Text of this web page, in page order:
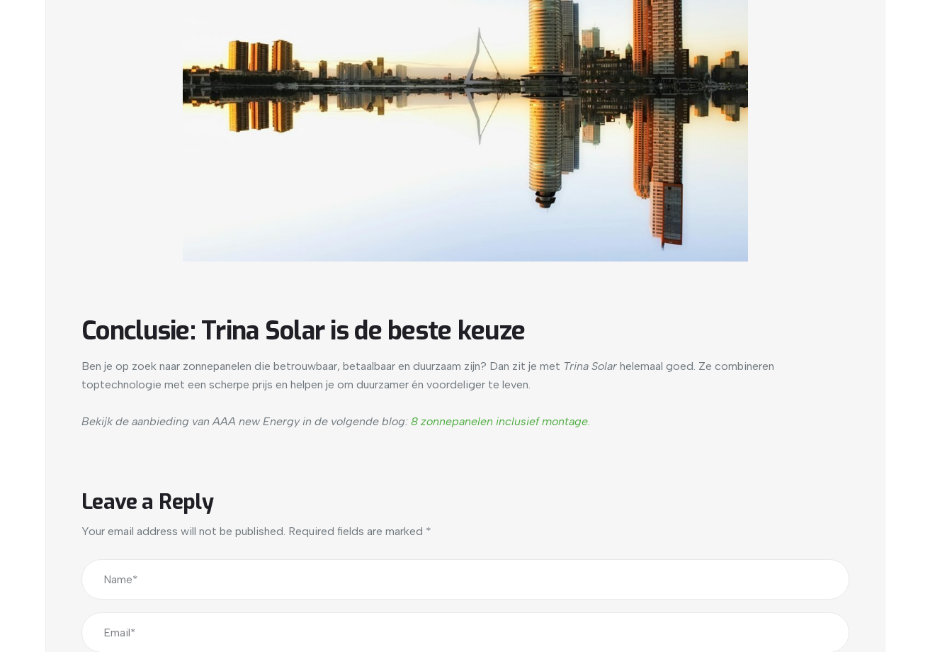
Conclusie: Trina Solar is de beste keuze
Ben je op zoek naar zonnepanelen die betrouwbaar, betaalbaar en duurzaam zijn? Dan zit je met Trina Solar helemaal goed. Ze combineren
toptechnologie met een scherpe prijs en helpen je om duurzamer én voordeliger te leven.
Bekijk de aanbieding van AAA new Energy in de volgende blog: 8 zonnepanelen inclusief montage.
Leave a Reply
Your email address will not be published. Required fields are marked *